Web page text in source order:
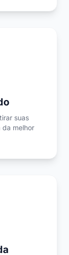
suas
da melhor